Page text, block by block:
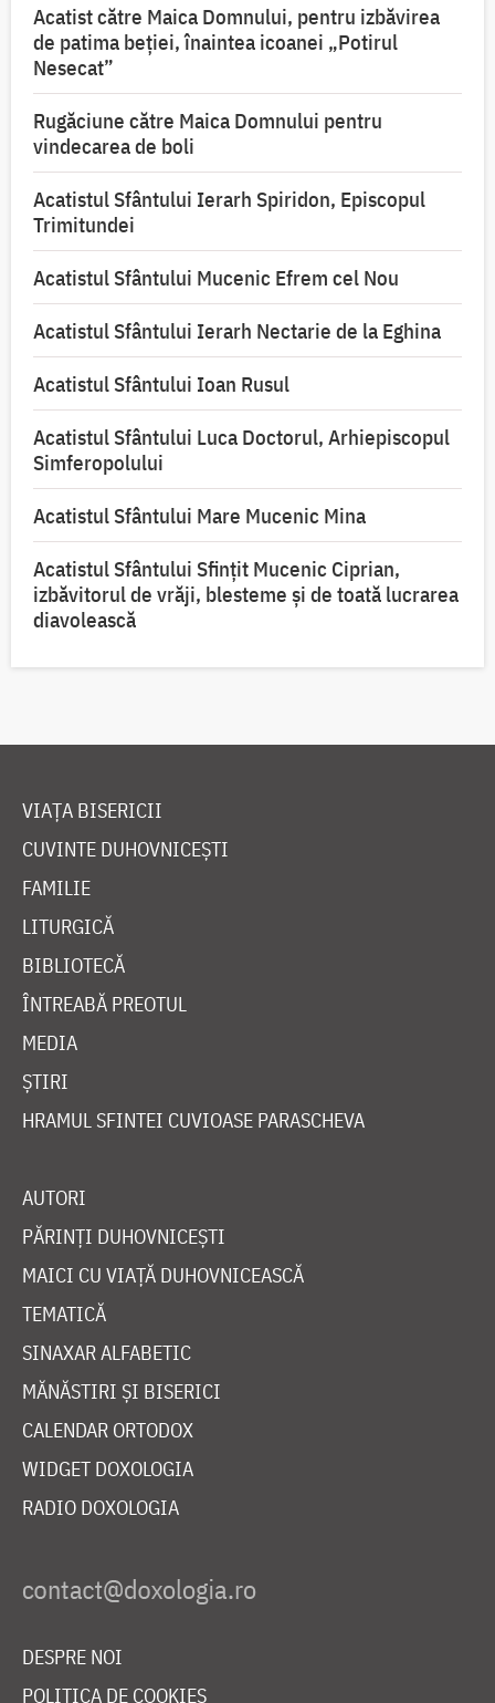
Acatist către Maica Domnului, pentru izbăvirea
de patima beției, înaintea icoanei „Potirul
Nesecat”
Rugăciune către Maica Domnului pentru
vindecarea de boli
Acatistul Sfântului Ierarh Spiridon, Episcopul
Trimitundei
Acatistul Sfântului Mucenic Efrem cel Nou
Acatistul Sfântului Ierarh Nectarie de la Eghina
Acatistul Sfântului Ioan Rusul
Acatistul Sfântului Luca Doctorul, Arhiepiscopul
Simferopolului
Acatistul Sfântului Mare Mucenic Mina
Acatistul Sfântului Sfințit Mucenic Ciprian,
izbăvitorul de vrăji, blesteme și de toată lucrarea
diavolească
VIAȚA BISERICII
CUVINTE DUHOVNICEȘTI
FAMILIE
LITURGICĂ
BIBLIOTECĂ
ÎNTREABĂ PREOTUL
MEDIA
ȘTIRI
HRAMUL SFINTEI CUVIOASE PARASCHEVA
AUTORI
PĂRINȚI DUHOVNICEȘTI
MAICI CU VIAȚĂ DUHOVNICEASCĂ
TEMATICĂ
SINAXAR ALFABETIC
MĂNĂSTIRI ȘI BISERICI
CALENDAR ORTODOX
WIDGET DOXOLOGIA
RADIO DOXOLOGIA
DESPRE NOI
POLITICA DE COOKIES